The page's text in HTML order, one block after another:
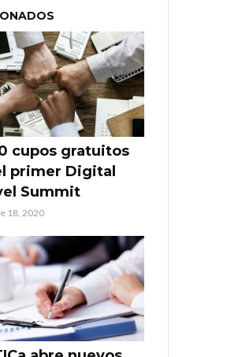
cupos gratuitos
primer Digital
Summit
18, 2020